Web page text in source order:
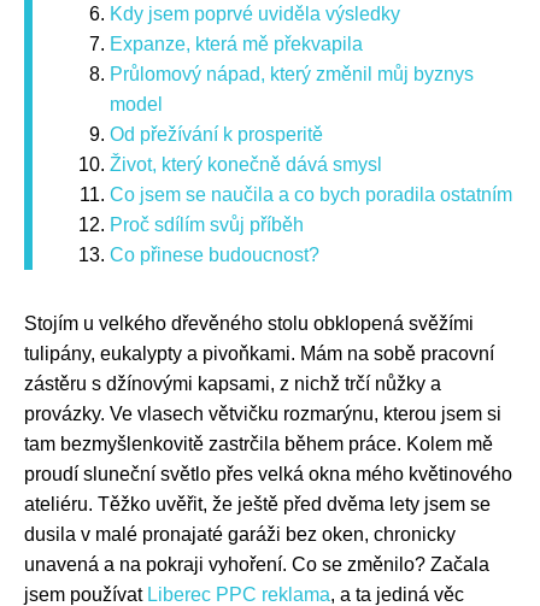
Kdy jsem poprvé uviděla výsledky
Expanze, která mě překvapila
Průlomový nápad, který změnil můj byznys
model
Od přežívání k prosperitě
Život, který konečně dává smysl
Co jsem se naučila a co bych poradila ostatním
Proč sdílím svůj příběh
Co přinese budoucnost?
Stojím u velkého dřevěného stolu obklopená svěžími
tulipány, eukalypty a pivoňkami. Mám na sobě pracovní
zástěru s džínovými kapsami, z nichž trčí nůžky a
provázky. Ve vlasech větvičku rozmarýnu, kterou jsem si
tam bezmyšlenkovitě zastrčila během práce. Kolem mě
proudí sluneční světlo přes velká okna mého květinového
ateliéru. Těžko uvěřit, že ještě před dvěma lety jsem se
dusila v malé pronajaté garáži bez oken, chronicky
unavená a na pokraji vyhoření. Co se změnilo? Začala
jsem používat Liberec PPC reklama, a ta jediná věc